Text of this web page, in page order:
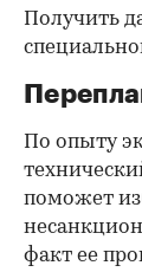
Получить
По опыту
поможет
факт ее